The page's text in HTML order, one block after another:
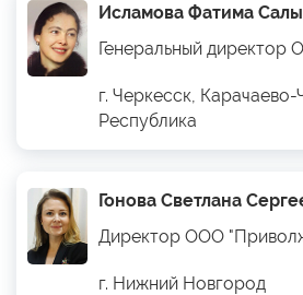
Исламова Фатима
Генеральный
г. Черкесск, Карачаево-
Республика
Гонова Светлана
Директор ООО
г. Нижний Новгород